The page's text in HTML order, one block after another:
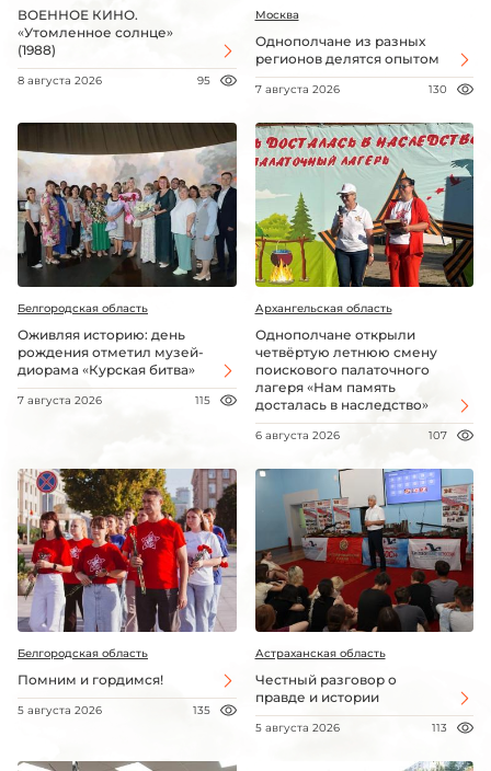
ВОЕННОЕ КИНО.
«Утомленное солнце»
(1988)
8 августа 2026 95
Москва
Однополчане из разных
регионов делятся опытом
7 августа 2026 130
Белгородская область
Оживляя историю: день
рождения отметил музей-
диорама «Курская битва»
7 августа 2026 115
Архангельская область
Однополчане открыли
четвёртую летнюю смену
поискового палаточного
лагеря «Нам память
досталась в наследство»
6 августа 2026 107
Белгородская область
Помним и гордимся!
5 августа 2026 135
Астраханская область
Честный разговор о
правде и истории
5 августа 2026 113